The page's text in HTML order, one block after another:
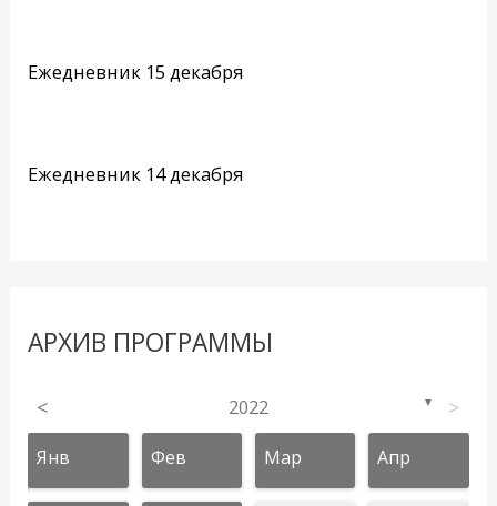
Ежедневник 15 декабря
Ежедневник 14 декабря
АРХИВ ПРОГРАММЫ
< 2022 ▼ >
Янв Фев Мар Апр